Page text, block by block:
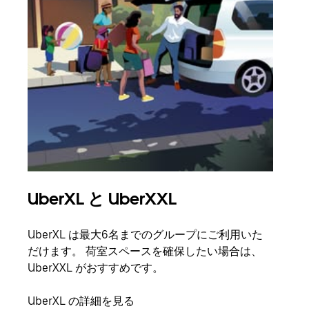
UberXL と UberXXL
UberXL は最大6名までのグループにご利用いた
だけます。 荷室スペースを確保したい場合は、
UberXXL がおすすめです。
UberXL の詳細を見る